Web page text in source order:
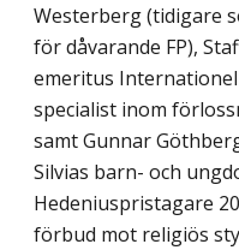
Westerberg (tidigare
för dåvarande FP),
emeritus
specialist inom
samt Gunnar
Silvias barn- och
Hedeniuspristagare
förbud mot religiös